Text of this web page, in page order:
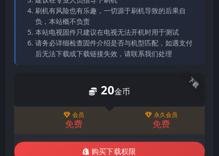
刷机有风险也有乐趣，一切源于刷机导致的后果自
负，本站概不负责
本站电视固件只建议在电视无法开机时用于测试
请务必详细检查固件介绍是否与机型匹配，如遇支付
后无法下载或下载链接失效，请联系我们处理
下载
20金币
会员
免费
永久会员
免费
购买下载权限